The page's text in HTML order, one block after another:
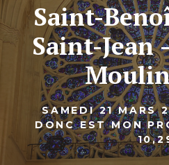
Saint-
Saint-Jean
SAMEDI 21 MARS
DONC EST MON